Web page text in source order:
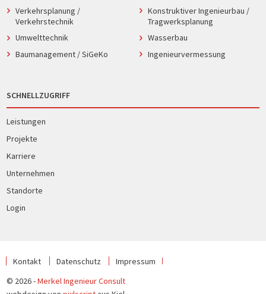
Verkehrsplanung /
Verkehrstechnik
Umwelttechnik
Baumanagement / SiGeKo
Konstruktiver Ingenieurbau /
Tragwerksplanung
Wasserbau
Ingenieurvermessung
SCHNELLZUGRIFF
Leistungen
Projekte
Karriere
Unternehmen
Standorte
Login
Kontakt Datenschutz
Impressum
© 2026 -Merkel Ingenieur Consult